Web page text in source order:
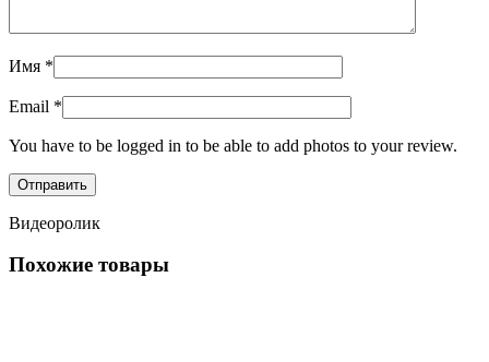
Имя *
Email *
You have to be logged in to be able to add photos to your review.
Видеоролик
Похожие товары